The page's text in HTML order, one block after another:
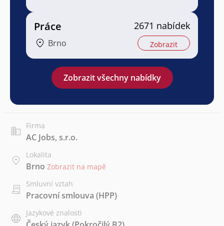
Práce
Brno
2671 nabídek
Zobrazit
Zobrazit všechny nabídky
Firma
AC Jobs, s.r.o.
Lokalita
Brno Zobrazit na mapě
Smluvní vztah
Pracovní smlouva (HPP)
Jazykové znalosti